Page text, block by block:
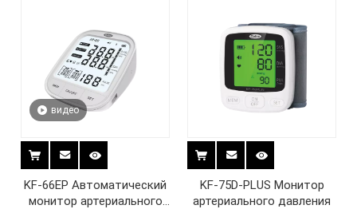
видео
KF-66EP Автоматический
монитор артериального
KF-75D-PLUS Монитор
артериального давления